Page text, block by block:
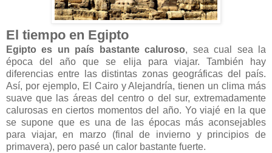
El tiempo en Egipto
Egipto es un país bastante caluroso, sea cual sea la
época del año que se elija para viajar. También hay
diferencias entre las distintas zonas geográficas del país.
Así, por ejemplo, El Cairo y Alejandría, tienen un clima más
suave que las áreas del centro o del sur, extremadamente
calurosas en ciertos momentos del año. Yo viajé en la que
se supone que es una de las épocas más aconsejables
para viajar, en marzo (final de invierno y principios de
primavera), pero pasé un calor bastante fuerte.